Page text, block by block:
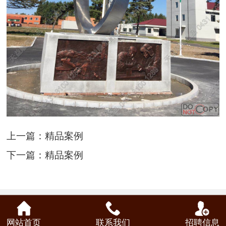
上一篇：精品案例
下一篇：精品案例
网站首页 联系我们 招聘信息